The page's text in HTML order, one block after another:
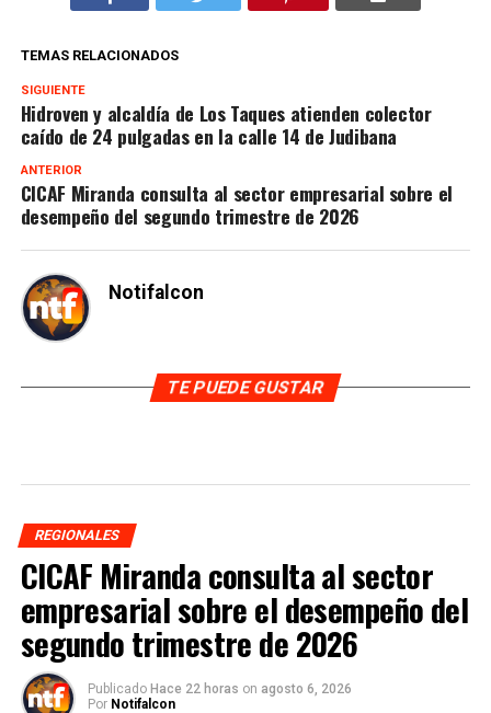
TEMAS RELACIONADOS
SIGUIENTE
Hidroven y alcaldía de Los Taques atienden colector
caído de 24 pulgadas en la calle 14 de Judibana
ANTERIOR
CICAF Miranda consulta al sector empresarial sobre el
desempeño del segundo trimestre de 2026
Notifalcon
TE PUEDE GUSTAR
REGIONALES
CICAF Miranda consulta al sector
empresarial sobre el desempeño del
segundo trimestre de 2026
Publicado Hace 22 horas on agosto 6, 2026
Por Notifalcon